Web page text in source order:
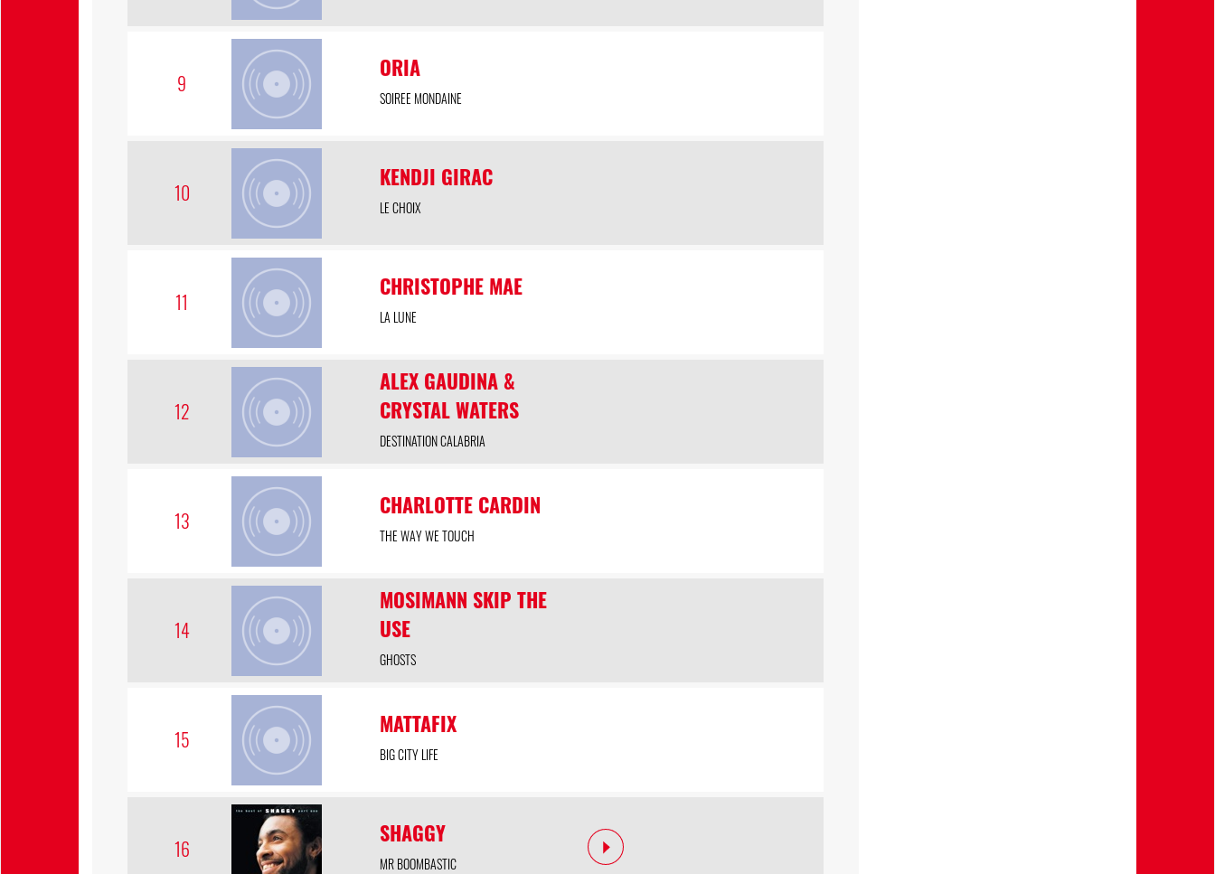
9
ORIA
SOIREE MONDAINE
10
KENDJI GIRAC
LE CHOIX
11
CHRISTOPHE MAE
LA LUNE
12
ALEX GAUDINA &
CRYSTAL WATERS
DESTINATION CALABRIA
13
CHARLOTTE CARDIN
THE WAY WE TOUCH
14
MOSIMANN SKIP THE
USE
GHOSTS
15
MATTAFIX
BIG CITY LIFE
16
SHAGGY
MR BOOMBASTIC